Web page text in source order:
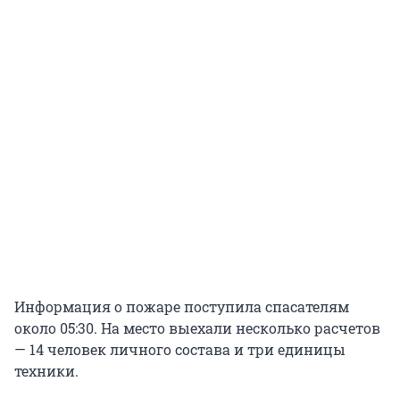
Информация о пожаре поступила спасателям
около 05:30. На место выехали несколько расчетов
— 14 человек личного состава и три единицы
техники.